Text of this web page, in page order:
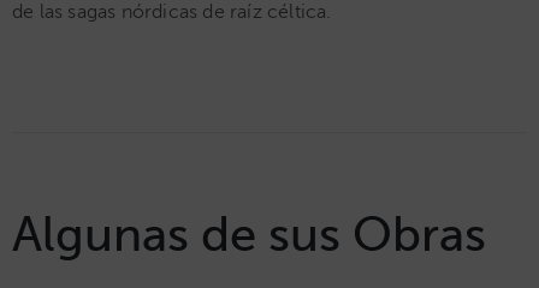
de las sagas nórdicas de raíz céltica.
Algunas de sus Obras